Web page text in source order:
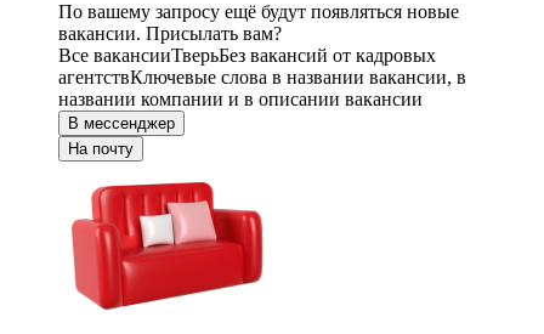
По вашему запросу ещё будут появляться новые
вакансии. Присылать вам?
Все вакансииТверьБез вакансий от кадровых
агентствКлючевые слова в названии вакансии, в
названии компании и в описании вакансии
В мессенджер
На почту